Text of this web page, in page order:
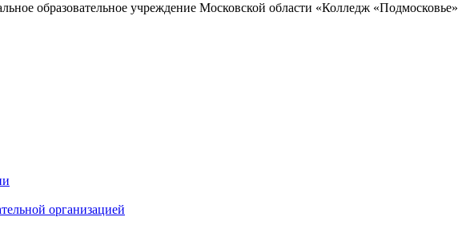
образовательное учреждение Московской области «Колледж «Подмосковье»
организацией